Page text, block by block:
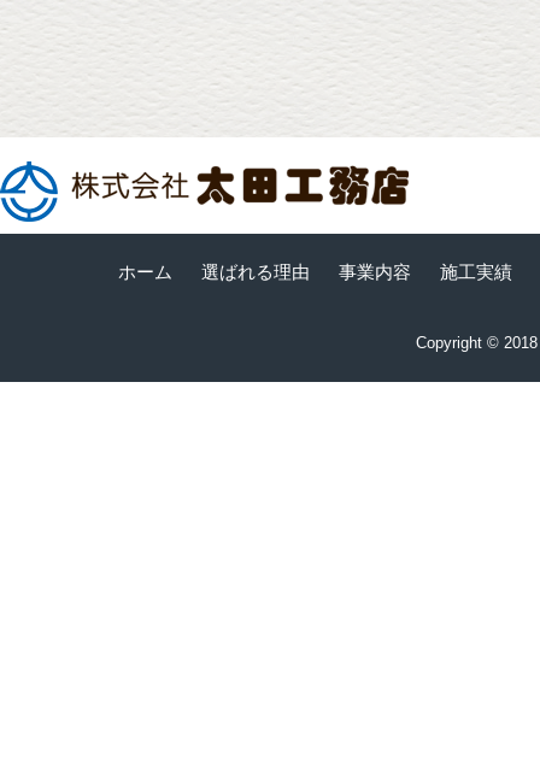
ホーム 選ばれる理由 事業内容 施工実績
Copyright ©